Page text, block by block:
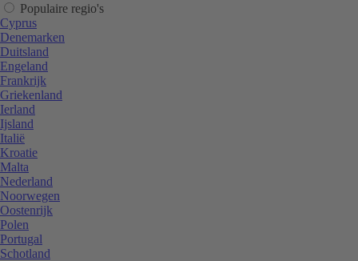
Populaire regio's
Cyprus
Denemarken
Duitsland
Engeland
Frankrijk
Griekenland
Ierland
Ijsland
Italië
Kroatie
Malta
Nederland
Noorwegen
Oostenrijk
Polen
Portugal
Schotland